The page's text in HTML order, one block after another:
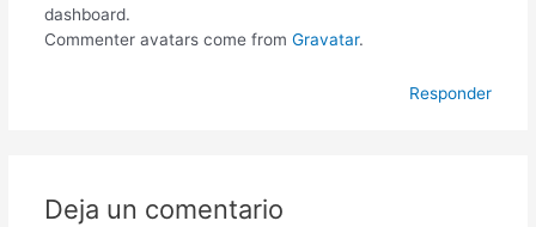
dashboard.
Commenter avatars come from Gravatar.
Responder
Deja un comentario